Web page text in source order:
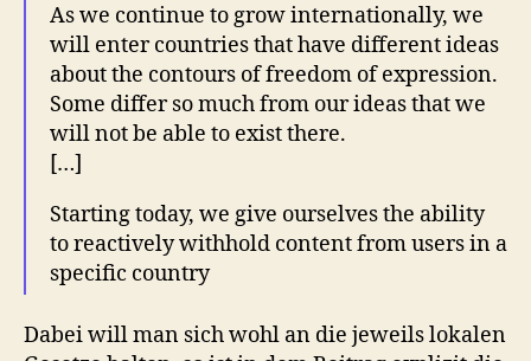
As we continue to grow internationally, we
will enter countries that have different ideas
about the contours of freedom of expression.
Some differ so much from our ideas that we
will not be able to exist there.
[…]
Starting today, we give ourselves the ability
to reactively withhold content from users in a
specific country
Dabei will man sich wohl an die jeweils lokalen